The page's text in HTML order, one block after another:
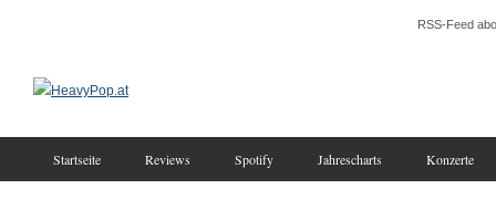
RSS-Feed
Startseite Reviews Spotify Jahrescharts Konzerte